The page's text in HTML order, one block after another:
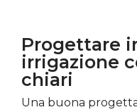
Progettare
irrigazione
chiari
Una buona